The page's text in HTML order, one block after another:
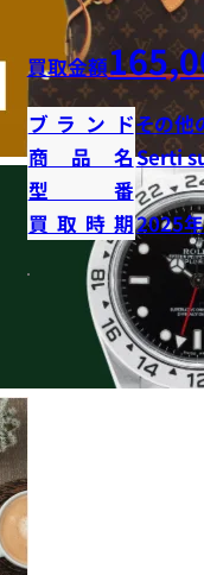
買取金額
ブランドその他
商品名Serti
型番
買取時期2025